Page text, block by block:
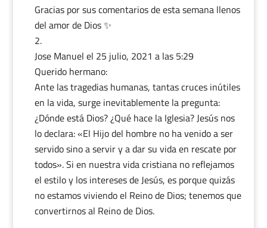
Gracias por sus comentarios de esta semana llenos
del amor de Dios ✨
Jose Manuel el 25 julio, 2021 a las 5:29
Querido hermano:
Ante las tragedias humanas, tantas cruces inútiles
en la vida, surge inevitablemente la pregunta:
¿Dónde está Dios? ¿Qué hace la Iglesia? Jesús nos
lo declara: «El Hijo del hombre no ha venido a ser
servido sino a servir y a dar su vida en rescate por
todos». Si en nuestra vida cristiana no reflejamos
el estilo y los intereses de Jesús, es porque quizás
no estamos viviendo el Reino de Dios; tenemos que
convertirnos al Reino de Dios.